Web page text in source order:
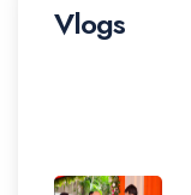
Vlogs